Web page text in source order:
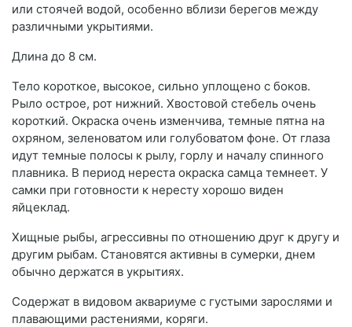
или стоячей водой, особенно вблизи берегов между
различными укрытиями.
Длина до 8 см.
Тело короткое, высокое, сильно уплощено с боков.
Рыло острое, рот нижний. Хвостовой стебель очень
короткий. Окраска очень изменчива, темные пятна на
охряном, зеленоватом или голубоватом фоне. От глаза
идут темные полосы к рылу, горлу и началу спинного
плавника. В период нереста окраска самца темнеет. У
самки при готовности к нересту хорошо виден
яйцеклад.
Хищные рыбы, агрессивны по отношению друг к другу и
другим рыбам. Становятся активны в сумерки, днем
обычно держатся в укрытиях.
Содержат в видовом аквариуме с густыми зарослями и
плавающими растениями, коряги.